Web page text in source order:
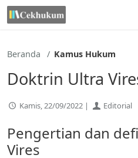
Lewati
ke
Beranda Kamus Hukum
Doktrin Ultra
Kamis, 22/09/2022 | Editorial
Pengertian dan
Vires